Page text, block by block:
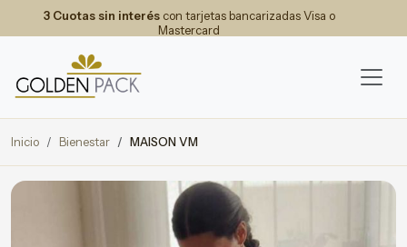
3 Cuotas sin interéscon tarjetas bancarizadas Visa o
Mastercard
Inicio Bienestar MAISON VM